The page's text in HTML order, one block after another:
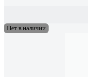
Нет в наличии